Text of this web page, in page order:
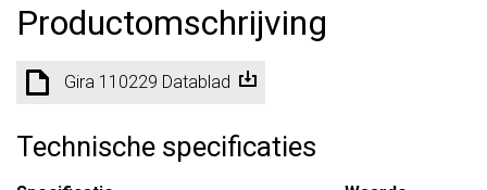
Productomschrijving
Gira 110229 Datablad
Technische specificaties